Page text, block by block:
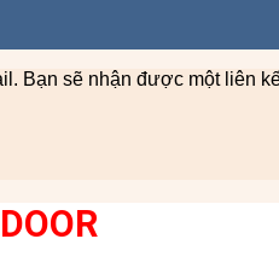
Bạn sẽ nhận được một liên